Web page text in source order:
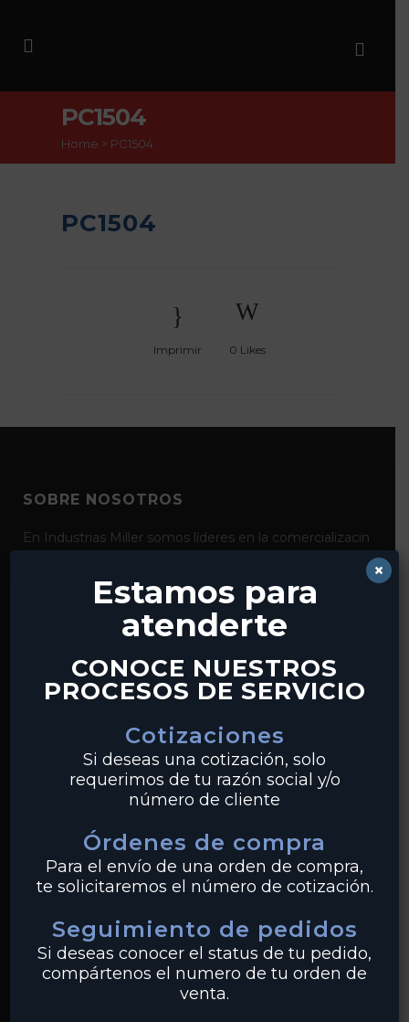
PC1504
Home > PC1504
PC1504
Imprimir 0 Likes
SOBRE NOSOTROS
En Industrias Miller somos líderes en la comercializacin
como bridas, válvulas, tubería y conexiones de acero al
carbón, acero inoxidable y pvc. Con distribución desde
nuestros centros en Monterrey y Guadalajara,
realizamos envíos a clientes en todo México.
Válvulas
Bridas
PVC
Estamos para
atenderte
CONOCE NUESTROS
PROCESOS DE SERVICIO
Cotizaciones
Si deseas una cotización, solo
requerimos de tu razón social y/o
número de cliente
Órdenes de compra
Para el envío de una orden de compra,
te solicitaremos el número de cotización.
Seguimiento de pedidos
Si deseas conocer el status de tu pedido,
compártenos el numero de tu orden de
venta.
×